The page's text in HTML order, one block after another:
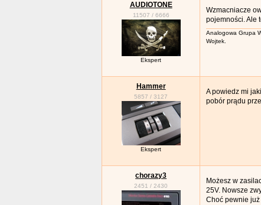
AUDIOTONE
11507 / 6666
Ekspert
Wzmacniacze
pojemności. Ale
Analogowa Grupa
Wojtek.
Hammer
5857 /3127
Ekspert
A powiedz mi
pobór prądu
chorazy3
2451 /2430
Możesz w
25V. Nowsze
Choć pewnie